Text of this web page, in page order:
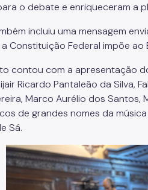
o debate e enriqueceram a
incluiu uma mensagem
Constituição Federal impõe
contou com a apresentação
Ricardo Pantaleão da Silva,
Marco Aurélio dos
de grandes nomes da
Sá.